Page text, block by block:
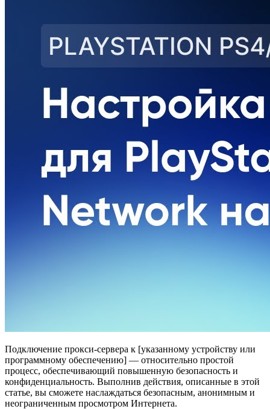
Подключение прокси-сервера к [указанному устройству или
программному обеспечению] — относительно простой
процесс, обеспечивающий повышенную безопасность и
конфиденциальность. Выполнив действия, описанные в этой
статье, вы сможете наслаждаться безопасным, анонимным и
неограниченным просмотром Интернета.